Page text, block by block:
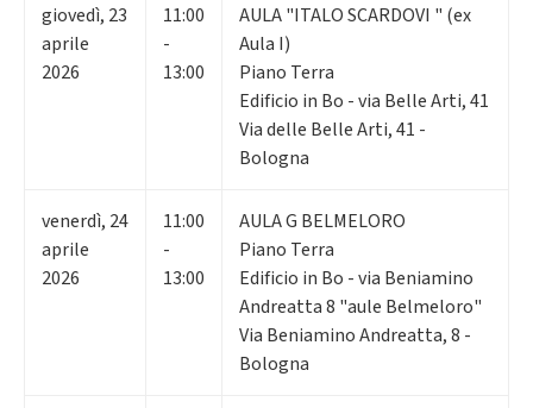
giovedì, 23
aprile
2026
11:00
-
13:00
AULA "ITALO SCARDOVI " (ex
Aula I)
Piano Terra
Edificio in Bo - via Belle Arti, 41
Via delle Belle Arti, 41 -
Bologna
venerdì, 24
aprile
2026
11:00
-
13:00
AULA G BELMELORO
Piano Terra
Edificio in Bo - via Beniamino
Andreatta 8 "aule Belmeloro"
Via Beniamino Andreatta, 8 -
Bologna